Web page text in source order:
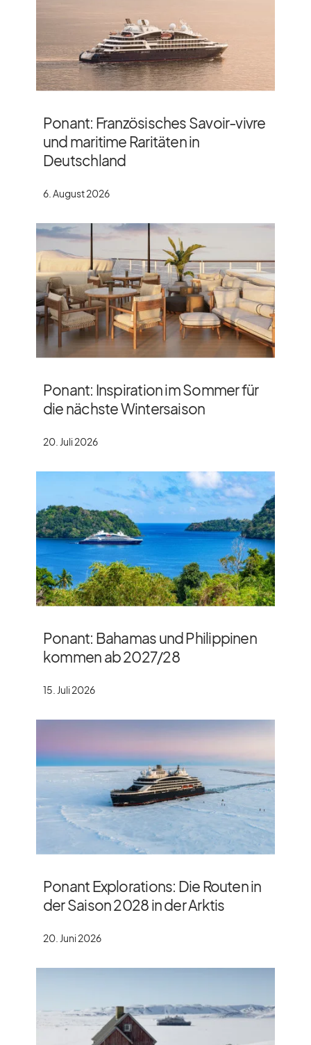
Ponant: Französisches Savoir-vivre
und maritime Raritäten in
Deutschland
6. August 2026
Ponant: Inspiration im Sommer für
die nächste Wintersaison
20. Juli 2026
Ponant: Bahamas und Philippinen
kommen ab 2027/​28
15. Juli 2026
Ponant Explorations: Die Routen in
der Saison 2028 in der Arktis
20. Juni 2026